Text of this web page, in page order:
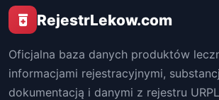
RejestrLekow.com
Oficjalna baza danych produktów
informacjami rejestracyjnymi,
dokumentacją i danymi z rejestru